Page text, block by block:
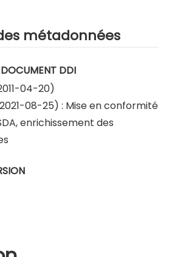
métadonnées
DDI
04-20)
08-25) : Mise en conformité
enrichissement des